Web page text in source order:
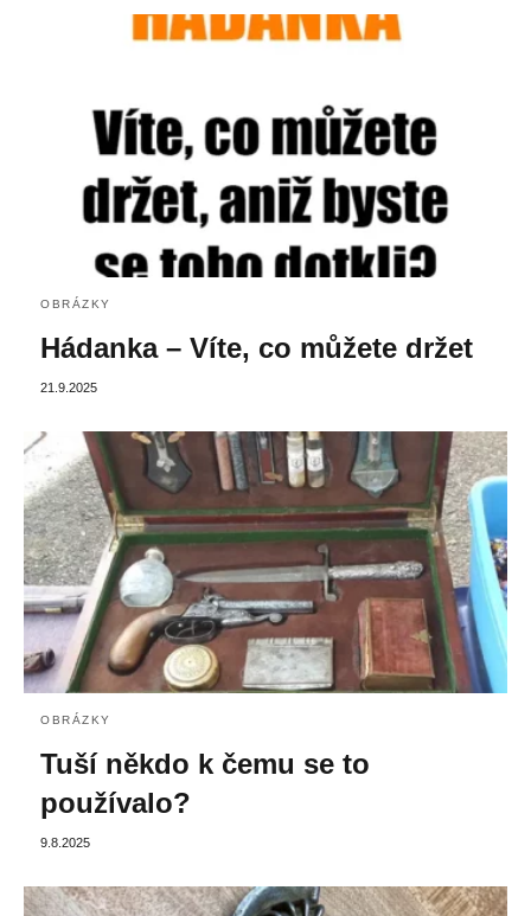
OBRÁZKY
Hádanka – Víte, co můžete držet
21.9.2025
OBRÁZKY
Tuší někdo k čemu se to
používalo?
9.8.2025